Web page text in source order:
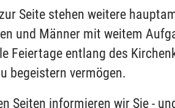
Seite stehen weitere
und Männer mit weitem
Feiertage entlang des
begeistern vermögen.
Seiten informieren wir Sie -